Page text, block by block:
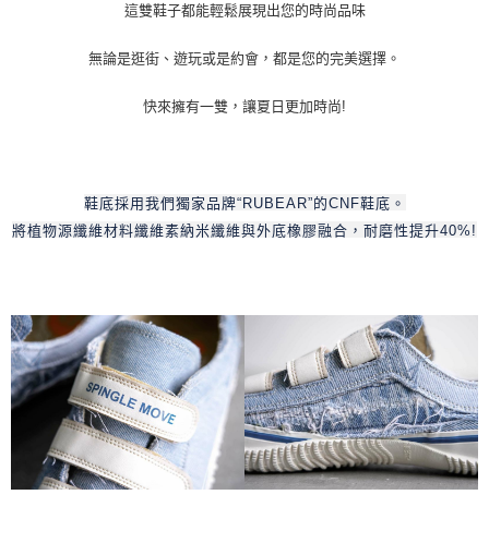
這雙鞋子都能輕鬆展現出您的時尚品味
無論是逛街、遊玩或是約會，都是您的完美選擇。
快來擁有一雙，讓夏日更加時尚!
鞋底採用我們獨家品牌“RUBEAR”的CNF鞋底。
將植物源纖維材料纖維素納米纖維與外底橡膠融合，耐磨性提升40%!